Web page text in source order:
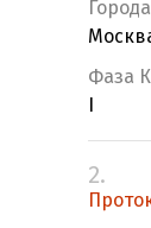
Города
Фаза
2.